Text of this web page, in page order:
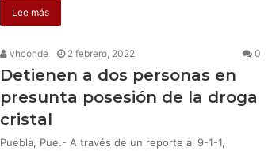
Lee más
vhconde 2 febrero, 2022 0
Detienen a dos personas en
presunta posesión de la droga
cristal
Puebla, Pue.- A través de un reporte al 9-1-1,